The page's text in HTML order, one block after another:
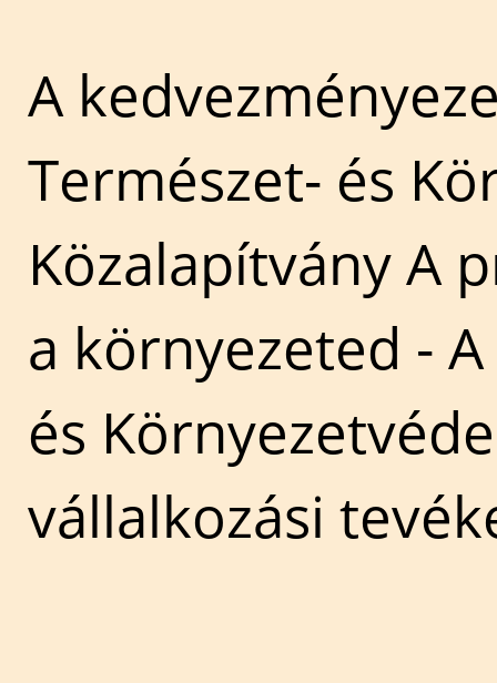
A
Természet- és
Közalapítvány A
a környezeted -
és
vállalkozási